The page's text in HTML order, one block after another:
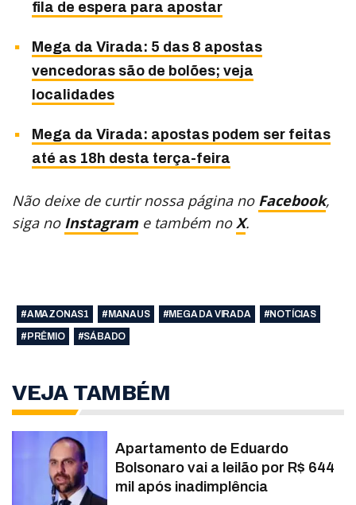
fila de espera para apostar
Mega da Virada: 5 das 8 apostas
vencedoras são de bolões; veja
localidades
Mega da Virada: apostas podem ser feitas
até as 18h desta terça-feira
Não deixe de curtir nossa página no Facebook,
siga no Instagram e também noX.
#AMAZONAS1 #MANAUS #MEGA DA VIRADA
#NOTÍCIAS
#PRÊMIO
#SÁBADO
VEJA TAMBÉM
Apartamento de Eduardo
Bolsonaro vai a leilão por R$ 644
mil após inadimplência